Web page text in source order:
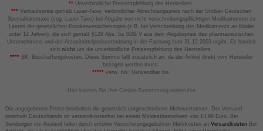
** Unverbindliche Preisempfehlung des Herstellers.
*** Verkaufspreis gemäß Lauer-Taxe; verbindlicher Abrechnungspreis nach der Großen Deutschen
Spezialitätentaxe (sog. Lauer-Taxe) bei Abgabe von nicht verschreibungspflichtigen Medikamenten zu
Lasten der gesetzlichen Krankenversicherungen (z.B. bei Verschreibung des Medikaments an Kinder
unter 12 Jahren), die sich gemäß §129 Abs. 5a SGB V aus dem Abgabepreis des pharmazeutischen
Unternehmens und der Arzneimittelpreisverordnung in der Fassung zum 31.12.2003 ergibt. Es handelt
sich nicht um die unverbindliche Preisempfehlung des Herstellers.
****BK: Beschaffungskosten. Diese Summe fällt zusätzlich an, da der Artikel direkt vom Hersteller
bezogen werden muss.
*****verw. bis: Verwendbar bis.
Hier können Sie Ihre Cookie-Zustimmung widerrufen
Die angegebenen Preise beinhalten die gesetzlich vorgeschriebene Mehrwertsteuer. Der Versand
innerhalb Deutschlands ist versandkostenfrei bei einem Mindestbestellwert von 13,99 Euro. Bei
Sendungen ins Ausland fallen durch erhöhte Versicherungsgebühren Mehrkosten an VersandkostenBei